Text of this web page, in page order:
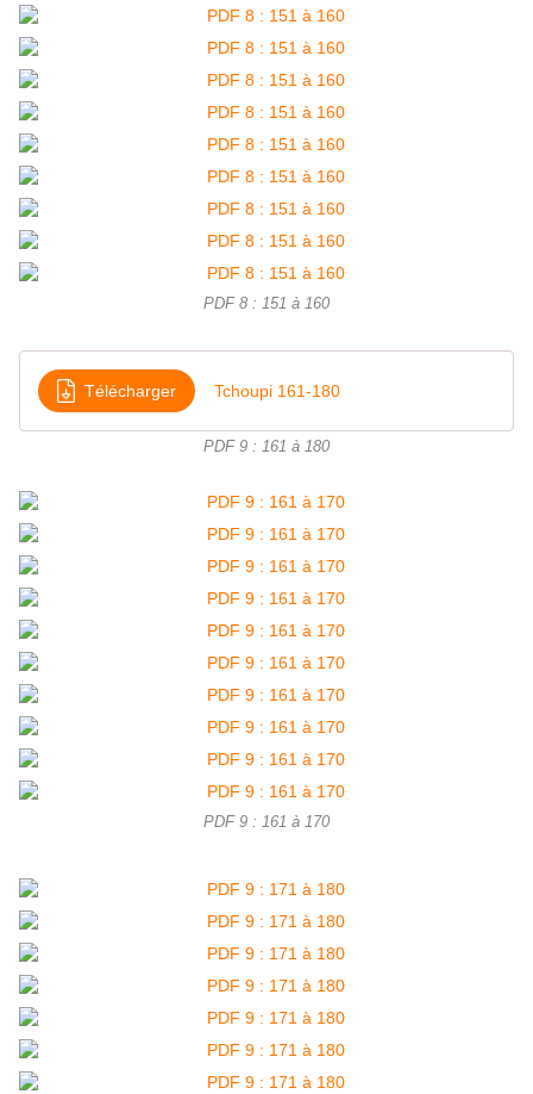
PDF 8 : 151 à 160
Télécharger Tchoupi 161-180
PDF 9 : 161 à 180
PDF 9 : 161 à 170